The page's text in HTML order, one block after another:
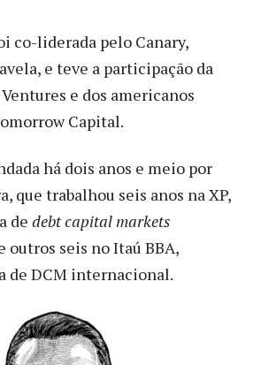
co-liderada pelo Canary,
e teve a participação da
e dos americanos
Capital.
há dois anos e meio por
que trabalhou seis anos na XP,
de debt capital markets
seis no Itaú BBA,
de DCM internacional.